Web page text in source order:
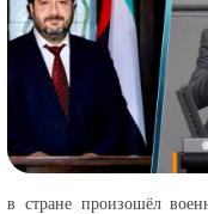
в стране произошёл